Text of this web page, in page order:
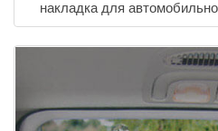
накладка для